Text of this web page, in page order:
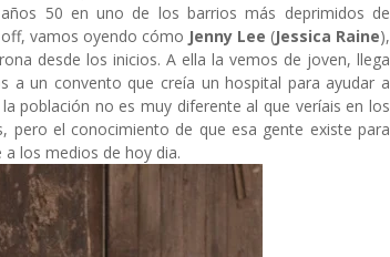
50 en uno de los barrios más deprimidos de
vamos oyendo cómo Jenny Lee (Jessica Raine),
desde los inicios. A ella la vemos de joven, llega
a un convento que creía un hospital para ayudar a
población no es muy diferente al que veríais en los
pero el conocimiento de que esa gente existe para
los medios de hoy dia.